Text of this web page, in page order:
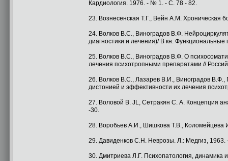
Кардиология. 1976. - № 1. - С. 78 - 82.
23. Вознесенская Т.Г., Вейн A.M.
24. Волков B.C., Виноградов В.Ф.
диагностики и лечения)/ В кн.
25. Волков B.C., Виноградов В.Ф. О
лечения психотропными препаратами //
26. Волков B.C., Лазарев В.И., Виноградов
дистонией и эффективности их лечения
27. Воловой В. JL, Сетракян С. А. Концепция
-30.
28. Воробьев А.И., Шишкова Т.В., Коломейцева
29. Давиденков С.Н. Неврозы. Л.: Медгиз, 1963.
30. Дмитриева Л.Г. Психопатология, динамика